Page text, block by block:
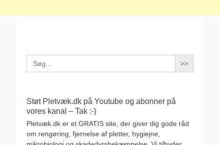
Search
for:
Støt Pletvæk.dk på Youtube og abonner på
vores kanal – Tak :-)
Pletvæk.dk er et GRATIS site, der giver dig gode råd
om rengøring, fjernelse af pletter, hygiejne,